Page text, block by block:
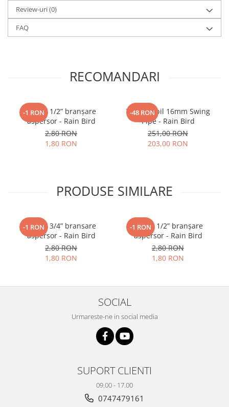
Review-uri(0)
FAQ
RECOMANDARI
-1 RON
Cot FE 1/2” branșare
aspersor - Rain Bird
2,80 RON
1,80 RON
-48 RON
Tub flexibil 16mm Swing
Pipe - Rain Bird
251,00 RON
203,00 RON
PRODUSE SIMILARE
-1 RON
Cot FE 3/4” bransare
aspersor - Rain Bird
2,80 RON
1,80 RON
-1 RON
Cot FE 1/2” branșare
aspersor - Rain Bird
2,80 RON
1,80 RON
SOCIAL
Urmareste-ne in social media
SUPORT CLIENTI
09.00 - 17.00
0747479161